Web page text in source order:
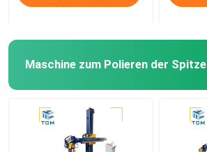
Maschine zum Polieren der Spitze